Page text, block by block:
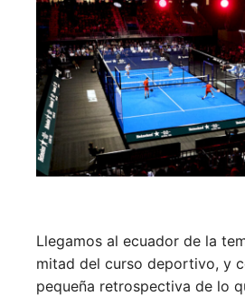
Llegamos al ecuador de la
mitad del curso deportivo, y
pequeña retrospectiva de lo